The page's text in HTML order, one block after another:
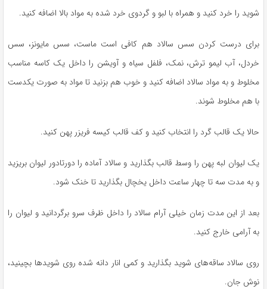
شوید را خرد کنید و همراه با لبو و گردوی خرد شده به مواد بالا اضافه کنید.
برای درست کردن سس سالاد هم کافی است ماست، سس مایونز، سس
خردل، آب لیمو ترش، نمک، فلفل سیاه و آویشن را داخل یک کاسه مناسب
مخلوط و به مواد سالاد اضافه کنید و خوب هم بزنید تا مواد به صورت یکدست
با هم مخلوط شوند.
حالا یک قالب گرد را انتخاب کنید و کف قالب کیسه فریزر پهن کنید.
یک لیوان لبه پهن را وسط قالب بگذارید و سالاد آماده را دورتادور لیوان بریزید
و به مدت سه تا چهار ساعت داخل یخچال بگذارید تا خنک شود.
بعد از این مدت زمان خیلی آرام سالاد را داخل ظرف سرو برگردانید و لیوان را
به آرامی خارج کنید.
روی سالاد ساقه‌های شوید بگذارید و کمی انار دانه شده روی شوید‌ها بچینید،
نوش جان.